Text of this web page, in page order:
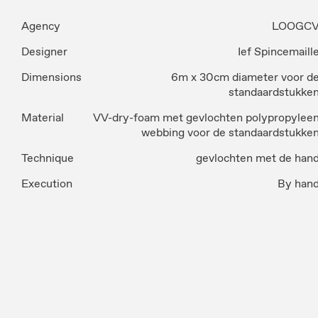
Agency
Designer
Ief Spincemaille
Dimensions
6m x 30cm diameter voor de
standaardstukken
Material
VV-dry-foam met gevlochten polypropyleen
webbing voor de standaardstukken
Technique
gevlochten met de
Execution
By